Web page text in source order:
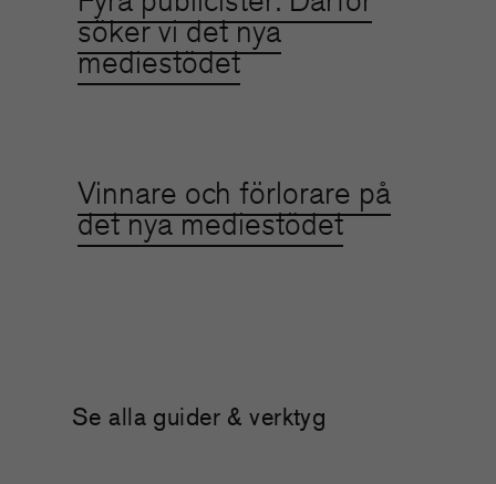
söker vi det nya
mediestödet
Vinnare och förlorare på
det nya mediestödet
Se alla guider & verktyg